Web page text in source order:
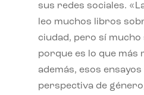
sus redes sociales.
leo muchos libros
ciudad, pero sí
porque es lo que más
además, esos ensayos
perspectiva de